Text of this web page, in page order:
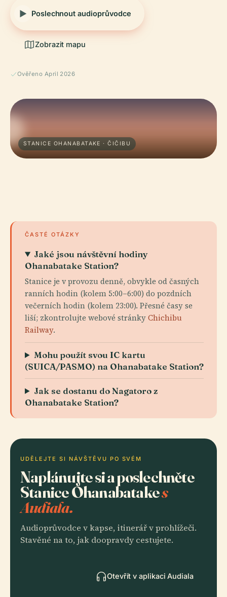
Poslechnout audioprůvodce
Zobrazit mapu
Ověřeno April 2026
STANICE OHANABATAKE · ČIČIBU
ČASTÉ OTÁZKY
Jaké jsou návštěvní hodiny
Ohanabatake Station?
Stanice je v provozu denně, obvykle od časných
ranních hodin (kolem 5:00–6:00) do pozdních
večerních hodin (kolem 23:00). Přesné časy se
liší; zkontrolujte webové stránkyChichibu
Railway.
Mohu použít svou IC kartu
(SUICA/PASMO) na Ohanabatake Station?
Jak se dostanu do Nagatoro z
Ohanabatake Station?
UDĚLEJTE SI NÁVŠTĚVU PO SVÉM
Naplánujte si a poslechněte
Stanice Ohanabatakes
Audiala.
Audioprůvodce v kapse, itinerář v prohlížeči.
Stavěné na to, jak doopravdy cestujete.
Otevřít v aplikaci Audiala